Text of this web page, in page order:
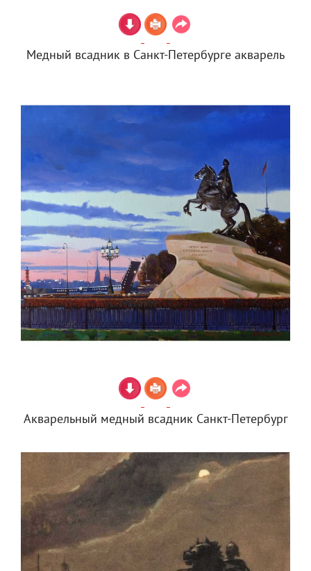
Медный всадник в Санкт-Петербурге акварель
Акварельный медный всадник Санкт-Петербург